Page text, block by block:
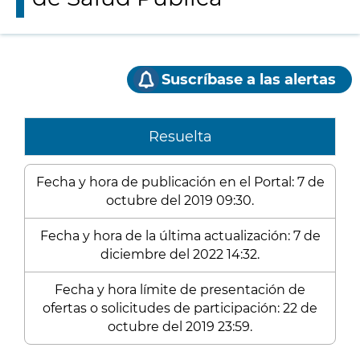
Suscríbase a las alertas
Resuelta
Fecha y hora de publicación en el Portal: 7 de
octubre del 2019 09:30.
Fecha y hora de la última actualización: 7 de
diciembre del 2022 14:32.
Fecha y hora límite de presentación de
ofertas o solicitudes de participación: 22 de
octubre del 2019 23:59.